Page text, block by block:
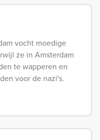
vocht moedige
ze in Amsterdam
te wapperen en
voor de nazi's.